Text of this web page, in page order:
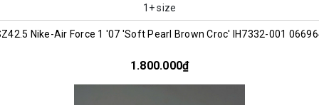
1+ size
Nike-Air Force 1 '07 'Soft Pearl Brown Croc' IH7332-001
1.800.000₫